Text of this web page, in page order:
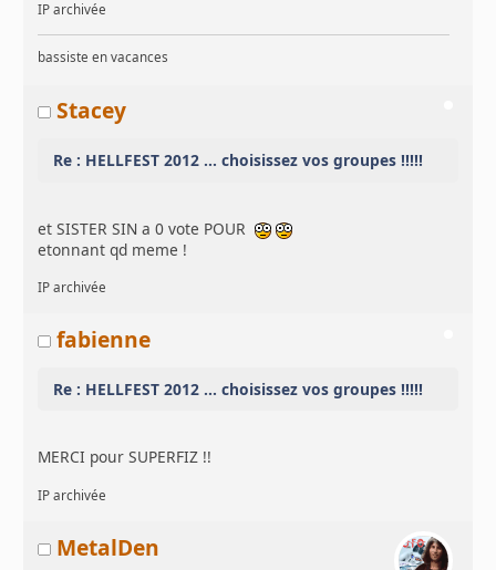
IP archivée
bassiste en vacances
Stacey
Re : HELLFEST 2012 ... choisissez vos groupes !!!!!
et SISTER SIN a 0 vote POUR
etonnant qd meme !
IP archivée
fabienne
Re : HELLFEST 2012 ... choisissez vos groupes !!!!!
MERCI pour SUPERFIZ !!
IP archivée
MetalDen